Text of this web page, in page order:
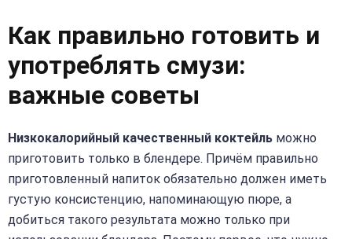
Как правильно готовить и
употреблять смузи:
важные советы
Низкокалорийный качественный коктейль можно
приготовить только в блендере. Причём правильно
приготовленный напиток обязательно должен иметь
густую консистенцию, напоминающую пюре, а
добиться такого результата можно только при